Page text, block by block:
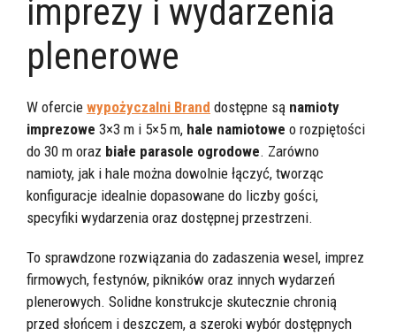
imprezy i wydarzenia
plenerowe
W ofercie wypożyczalni Brand dostępne są namioty
imprezowe 3×3 m i 5×5 m, hale namiotowe o rozpiętości
do 30 m oraz białe parasole ogrodowe. Zarówno
namioty, jak i hale można dowolnie łączyć, tworząc
konfiguracje idealnie dopasowane do liczby gości,
specyfiki wydarzenia oraz dostępnej przestrzeni.
To sprawdzone rozwiązania do zadaszenia wesel, imprez
firmowych, festynów, pikników oraz innych wydarzeń
plenerowych. Solidne konstrukcje skutecznie chronią
przed słońcem i deszczem, a szeroki wybór dostępnych